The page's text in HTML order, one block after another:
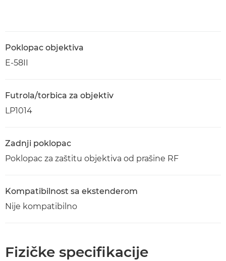
Poklopac objektiva
E-58II
Futrola/torbica za objektiv
LP1014
Zadnji poklopac
Poklopac za zaštitu objektiva od prašine RF
Kompatibilnost sa ekstenderom
Nije kompatibilno
Fizičke specifikacije